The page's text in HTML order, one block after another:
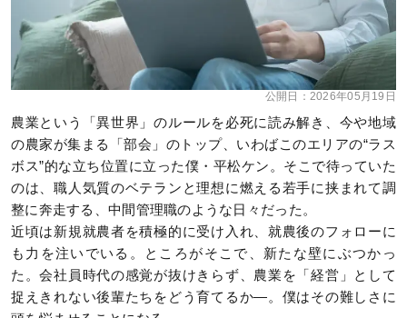
公開日： 2026年05月19日
農業という「異世界」のルールを必死に読み解き、今や地域
の農家が集まる「部会」のトップ、いわばこのエリアの“ラス
ボス”的な立ち位置に立った僕・平松ケン。そこで待っていた
のは、職人気質のベテランと理想に燃える若手に挟まれて調
整に奔走する、中間管理職のような日々だった。
近頃は新規就農者を積極的に受け入れ、就農後のフォローに
も力を注いでいる。ところがそこで、新たな壁にぶつかっ
た。会社員時代の感覚が抜けきらず、農業を「経営」として
捉えきれない後輩たちをどう育てるか―。僕はその難しさに